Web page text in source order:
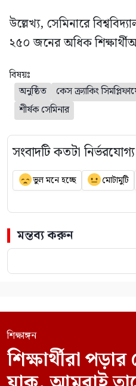
উল্লেখ্য, সেমিনারে
২৫০ জনের অধিক
বিষয়ঃ
অনুষ্ঠিত
কেস ক্র্যাকিং
শীর্ষক সেমিনার
সংবাদটি কতটা
ভুল মনে হচ্ছে মোটামুটি
মন্তব্য করুন
শিক্ষাঙ্গন
শিক্ষার্থীরা